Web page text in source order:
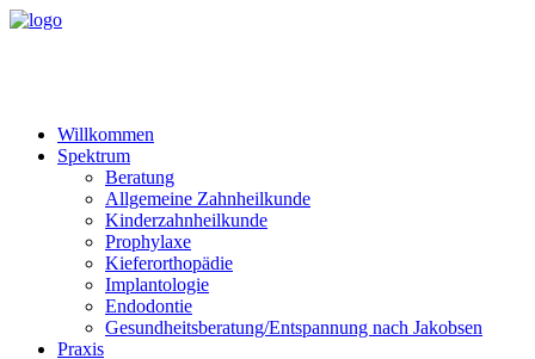
Willkommen
Spektrum
Beratung
Allgemeine Zahnheilkunde
Kinderzahnheilkunde
Prophylaxe
Kieferorthopädie
Implantologie
Endodontie
Gesundheitsberatung/Entspannung nach Jakobsen
Praxis